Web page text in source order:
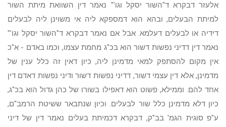
אלעזר דבקרא ד"השור יסקל וגו'" נאמר דין השוואת מיתת השור
למיתת הבעלים, ובהא הוא דמספקא ליה אי משוינן ליה לבעלים
דידיה או לבעלים דעלמא. אבל אם נאמר דבקרא ד"השור יסקל וגו'"
נאמר דין דדיני נפשות דשור הוא בכ"ג מחמת עצמו, וכמו באדם - א"כ
אין מקום להסתפק למאי מדמינן ליה, כיון דאין זה כלל ענין של
מדמינן, אלא דין עצמי דשור, דדיני נפשות דשור ודיני נפשות דאדם דין
אחד להם. וממילא, פשוט הוא דאפילו בשורו של כהן גדול הוא בכ"ג,
כיון דלא מדמינן כלל שור לבעלים. וכיון שנתבאר ששיטת הרמב"ם,
ע"פ סוגית הגמ' בב"ק, דבקרא דכמיתת בעלים נאמר דין של דיני